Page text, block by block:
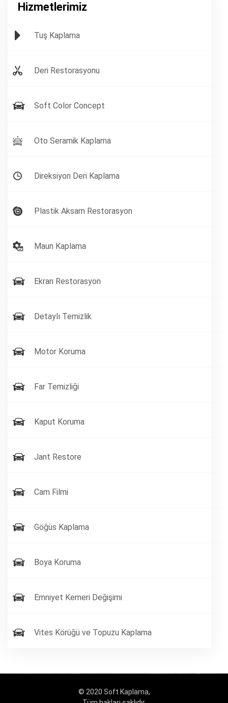
Hizmetlerimiz
Tuş Kaplama
Deri Restorasyonu
Soft Color Concept
Oto Seramik Kaplama
Direksiyon Deri Kaplama
Plastik Aksam Restorasyon
Maun Kaplama
Ekran Restorasyon
Detaylı Temizlik
Motor Koruma
Far Temizliği
Kaput Koruma
Jant Restore
Cam Filmi
Göğüs Kaplama
Boya Koruma
Emniyet Kemeri Değişimi
Vites Körüğü ve Topuzu Kaplama
© 2020 Soft Kaplama,